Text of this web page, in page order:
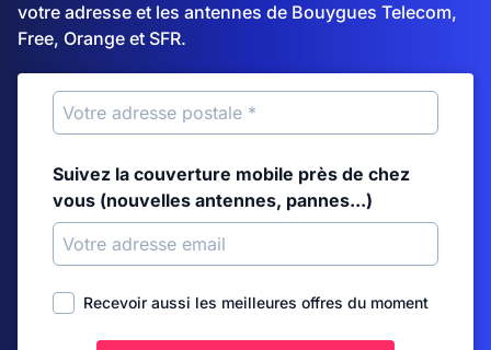
votre adresse et les antennes de Bouygues Telecom,
Free, Orange et SFR.
Suivez la couverture mobile près de chez
vous (nouvelles antennes, pannes...)
Recevoir aussi les meilleures offres du moment